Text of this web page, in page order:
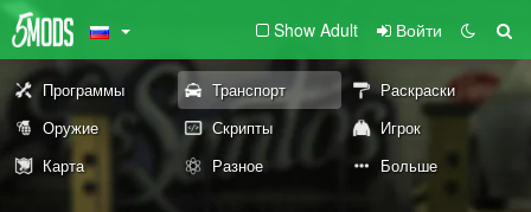
Show Adult Войти
Программы Транспорт
Раскраски
Оружие
Скрипты
Игрок
Карта
Разное Больше